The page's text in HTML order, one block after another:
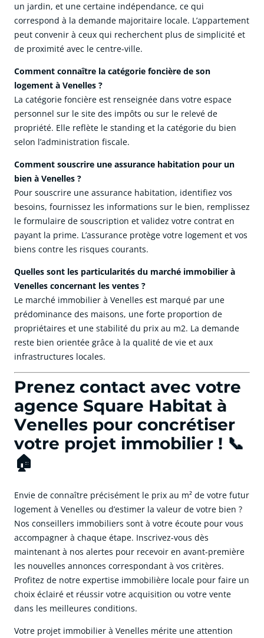
un jardin, et une certaine indépendance, ce qui
correspond à la demande majoritaire locale. L’appartement
peut convenir à ceux qui recherchent plus de simplicité et
de proximité avec le centre-ville.
Comment connaître la catégorie foncière de son
logement à Venelles ?
La catégorie foncière est renseignée dans votre espace
personnel sur le site des impôts ou sur le relevé de
propriété. Elle reflète le standing et la catégorie du bien
selon l’administration fiscale.
Comment souscrire une assurance habitation pour un
bien à Venelles ?
Pour souscrire une assurance habitation, identifiez vos
besoins, fournissez les informations sur le bien, remplissez
le formulaire de souscription et validez votre contrat en
payant la prime. L’assurance protège votre logement et vos
biens contre les risques courants.
Quelles sont les particularités du marché immobilier à
Venelles concernant les ventes ?
Le marché immobilier à Venelles est marqué par une
prédominance des maisons, une forte proportion de
propriétaires et une stabilité du prix au m2. La demande
reste bien orientée grâce à la qualité de vie et aux
infrastructures locales.
Prenez contact avec votre
agence Square Habitat à
Venelles pour concrétiser
votre projet immobilier ! 📞
🏠
Envie de connaître précisément le prix au m² de votre futur
logement à Venelles ou d’estimer la valeur de votre bien ?
Nos conseillers immobiliers sont à votre écoute pour vous
accompagner à chaque étape. Inscrivez-vous dès
maintenant à nos alertes pour recevoir en avant-première
les nouvelles annonces correspondant à vos critères.
Profitez de notre expertise immobilière locale pour faire un
choix éclairé et réussir votre acquisition ou votre vente
dans les meilleures conditions.
Votre projet immobilier à Venelles mérite une attention